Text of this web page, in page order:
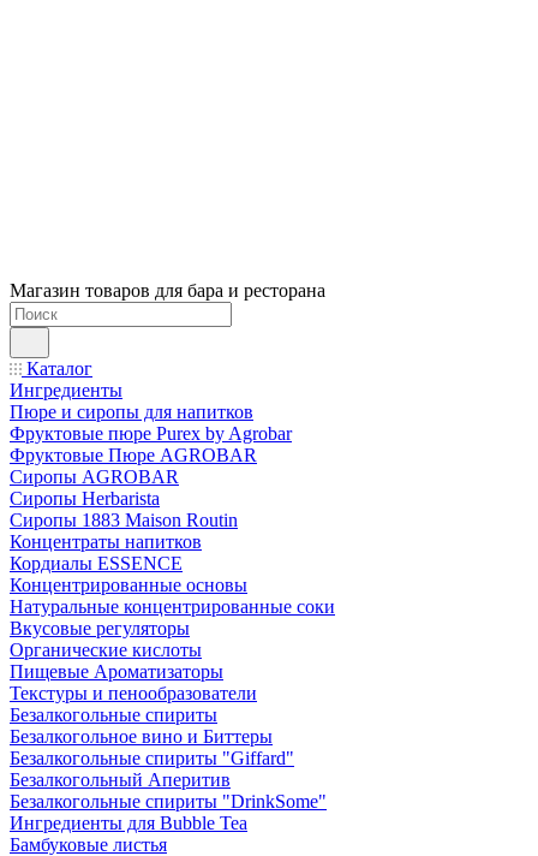
Магазин товаров для бара и ресторана
Каталог
Ингредиенты
Пюре и сиропы для напитков
Фруктовые пюре Purex by Agrobar
Фруктовые Пюре AGROBAR
Сиропы AGROBAR
Сиропы Herbarista
Сиропы 1883 Maison Routin
Концентраты напитков
Кордиалы ESSENCE
Концентрированные основы
Натуральные концентрированные соки
Вкусовые регуляторы
Органические кислоты
Пищевые Ароматизаторы
Текстуры и пенообразователи
Безалкогольные спириты
Безалкогольное вино и Биттеры
Безалкогольные спириты "Giffard"
Безалкогольный Аперитив
Безалкогольные спириты "DrinkSome"
Ингредиенты для Bubble Tea
Бамбуковые листья